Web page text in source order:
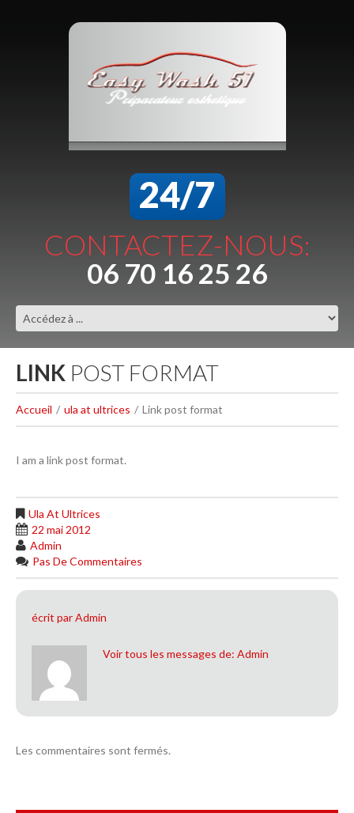
24/7
CONTACTEZ-NOUS:
06 70 16 25 26
LINK POST FORMAT
Accueil ula at ultrices Link post format
I am a link post format.
Ula At Ultrices
22 mai 2012
Admin
Pas De Commentaires
écrit parAdmin
Voir tous les messages de: Admin
Les commentaires sont fermés.